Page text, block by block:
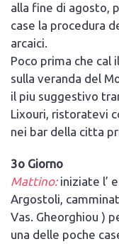
alla fine di agosto,
case la procedura
arcaici.
Poco prima che cal
sulla veranda del
il piu suggestivo
Lixouri, ristoratevi
nei bar della citta
3o Giorno
Mattino:iniziate l’
Argostoli,
Vas. Gheorghiou )
una delle poche